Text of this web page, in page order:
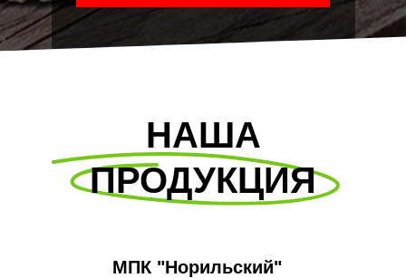
НАША
ПРОДУКЦИЯ
МПК "Норильский"